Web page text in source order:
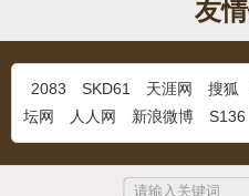
...
友
2083 SKD61 天涯网 搜狐
坛网
人人网 新浪微博 S136